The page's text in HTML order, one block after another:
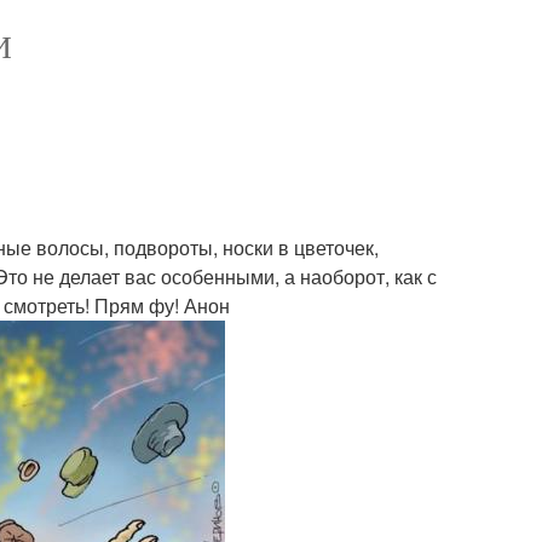
волосы, подвороты, носки в цветочек,
не делает вас особенными, а наоборот, как с
Прям фу! Анон